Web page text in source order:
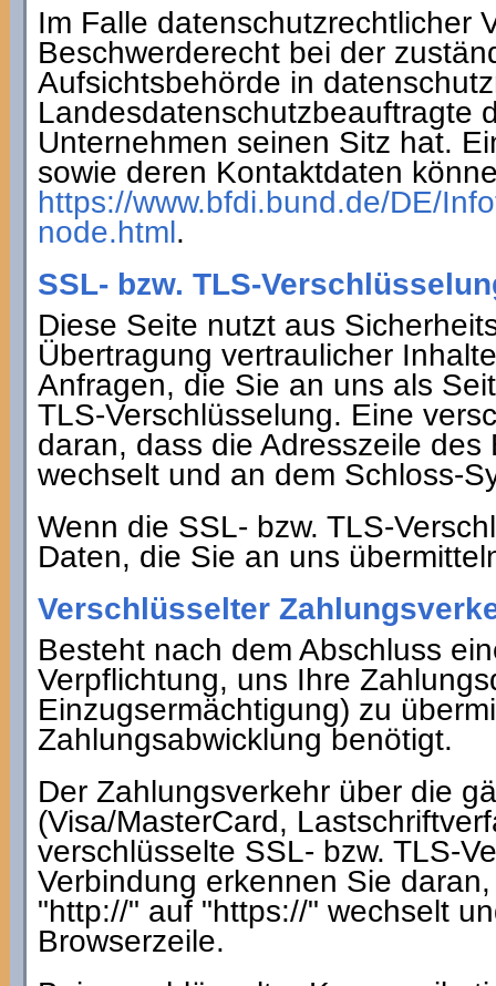
Im Falle datenschutzrechtlicher
Beschwerderecht bei der
Aufsichtsbehörde in
Landesdatenschutzbeauftragte
Unternehmen seinen Sitz hat.
sowie deren Kontaktdaten
https://www.bfdi.bund.de/DE/
node.html.
SSL- bzw. TLS-
Diese Seite nutzt aus
Übertragung vertraulicher
Anfragen, die Sie an uns als
TLS-Verschlüsselung. Eine
daran, dass die Adresszeile des
wechselt und an dem Schloss-
Wenn die SSL- bzw. TLS-
Daten, die Sie an uns
Verschlüsselter
Besteht nach dem Abschluss
Verpflichtung, uns Ihre
Einzugsermächtigung) zu
Zahlungsabwicklung benötigt.
Der Zahlungsverkehr über die
(Visa/MasterCard,
verschlüsselte SSL- bzw. TLS-
Verbindung erkennen Sie
"http://" auf "https://" wechselt
Browserzeile.